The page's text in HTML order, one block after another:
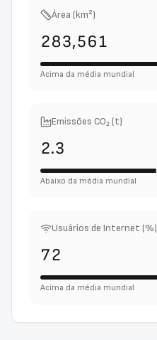
Área (km²)
283,561
Acima da média mundial
Emissões CO₂ (t)
2.3
Abaixo da média mundial
Usuários de Internet (%)
72
Acima da média mundial